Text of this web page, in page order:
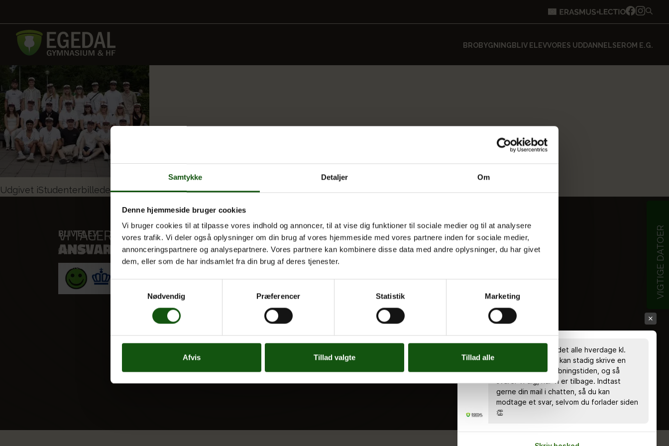
Samtykke Detaljer Om
Denne hjemmeside bruger cookies
Vi bruger cookies til at tilpasse vores indhold og annoncer, til at vise dig funktioner til sociale medier og til at analysere
vores trafik. Vi deler også oplysninger om din brug af vores hjemmeside med vores partnere inden for sociale medier,
annonceringspartnere og analysepartnere. Vores partnere kan kombinere disse data med andre oplysninger, du har givet
dem, eller som de har indsamlet fra din brug af deres tjenester.
Nødvendig
Præferencer Statistik Marketing
Afvis Tillad valgte Tillad alle
BROBYGNING BLIV ELEVVORES UDDANNELSEROM E.G.
VIGTIGE DATOER
Indlægsnavigation
Udgivet iStudenterbilleder 2023
BLIV ELEV
Optagelse
Til forældre
VORES UDDANNELSER
STX
HF
OM E.G.
Kontakt
Nyheder
Tal og Oplysninger
Tilgængelighedserklæring
Whistleblowerservice
Chatten er bemandet alle hverdage kl.
8.00 - 18.00 🤗 Du kan stadig skrive en
besked uden for åbningstiden, og så
svarer vi dig, når vi er tilbage. Indtast
gerne din mail i chatten, så du kan
modtage et svar, selvom du forlader siden
👏